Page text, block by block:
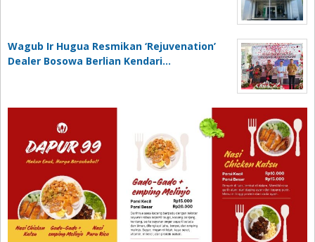
Wagub Ir Hugua Resmikan ‘Rejuvenation’
Dealer Bosowa Berlian Kendari…